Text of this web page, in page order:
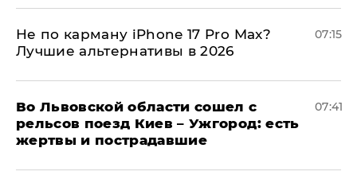
Не по карману iPhone 17 Pro Max?
Лучшие альтернативы в 2026
07:15
Во Львовской области сошел с
рельсов поезд Киев – Ужгород: есть
жертвы и пострадавшие
07:41